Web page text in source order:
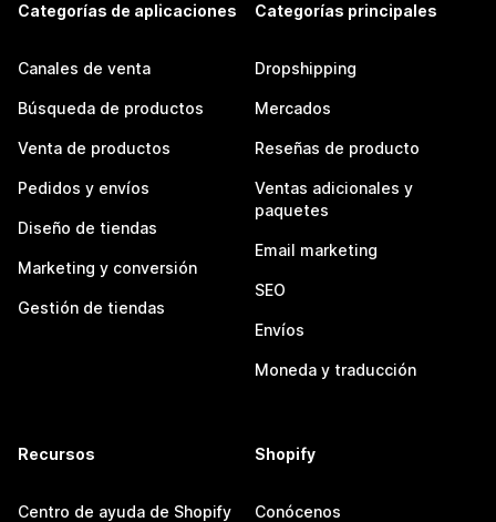
Categorías de aplicaciones
Canales de venta
Búsqueda de productos
Venta de productos
Pedidos y envíos
Diseño de tiendas
Marketing y conversión
Gestión de tiendas
Categorías principales
Dropshipping
Mercados
Reseñas de producto
Ventas adicionales y
paquetes
Email marketing
SEO
Envíos
Moneda y traducción
Recursos
Centro de ayuda de Shopify
Shopify
Conócenos